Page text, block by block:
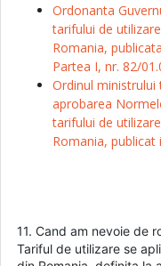
Ordonanta
tarifului de
Romania,
Partea I, nr. 82/
Ordinul ministrului
aprobarea
tarifului de
Romania,
11. Cand am nevoie de
Tariful de utilizare se